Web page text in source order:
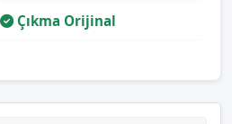
Çıkma Orijinal